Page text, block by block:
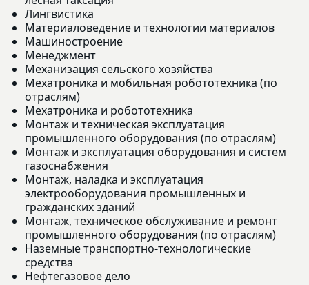
Лингвистика
Материаловедение и технологии материалов
Машиностроение
Менеджмент
Механизация сельского хозяйства
Мехатроника и мобильная робототехника (по
отраслям)
Мехатроника и робототехника
Монтаж и техническая эксплуатация
промышленного оборудования (по отраслям)
Монтаж и эксплуатация оборудования и систем
газоснабжения
Монтаж, наладка и эксплуатация
электрооборудования промышленных и
гражданских зданий
Монтаж, техническое обслуживание и ремонт
промышленного оборудования (по отраслям)
Наземные транспортно-технологические
средства
Нефтегазовое дело